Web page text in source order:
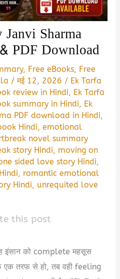
Sharma
PDF Download
, Free eBooks, Free
/मई 12, 2026 / Ek Tarfa
review in Hindi, Ek Tarfa
summary in Hindi, Ek
PDF download in Hindi,
Hindi,emotional
novel summary
story Hindi, moving on
sided love story Hindi,
, romantic emotional
Hindi, unrequited love
this post
इंसान को complete महसूस
एक तरफ से हो, तब वही feeling